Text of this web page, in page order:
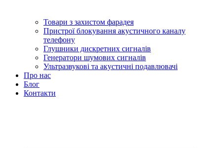
Товари з захистом фарадея
Пристрої блокування акустичного каналу
телефону
Глушники дискретних сигналів
Генератори шумових сигналів
Ультразвукові та акустичні подавлювачі
Про нас
Блог
Контакти